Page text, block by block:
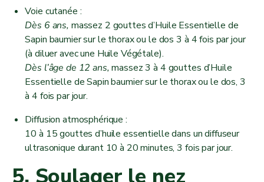
Voie cutanée :
Dès 6 ans, massez 2 gouttes d’Huile Essentielle de
Sapin baumier sur le thorax ou le dos 3 à 4 fois par jour
(à diluer avec une Huile Végétale).
Dès l’âge de 12 ans,massez 3 à 4 gouttes d’Huile
Essentielle de Sapin baumier sur le thorax ou le dos, 3
à 4 fois par jour.
Diffusion atmosphérique :
10 à 15 gouttes d’huile essentielle dans un diffuseur
ultrasonique durant 10 à 20 minutes, 3 fois par jour.
5. Soulager le nez